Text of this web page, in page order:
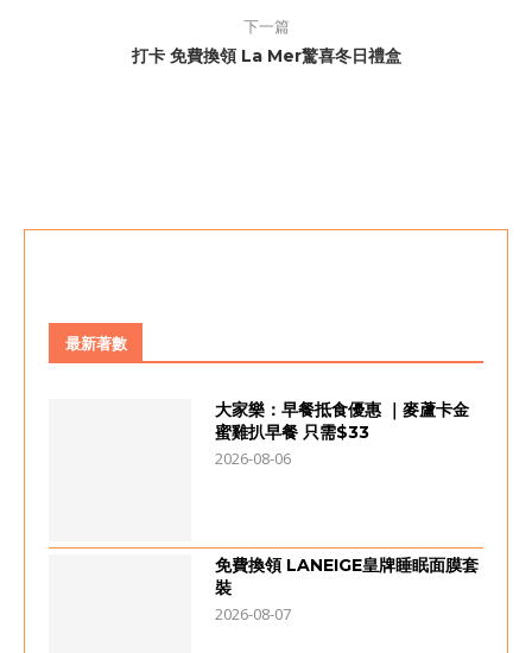
下一篇
打卡 免費換領 La Mer驚喜冬日禮盒
最新著數
大家樂：早餐抵食優惠 ｜麥蘆卡金
蜜雞扒早餐 只需$33
2026-08-06
免費換領 LANEIGE皇牌睡眠面膜套
裝
2026-08-07